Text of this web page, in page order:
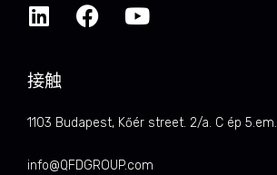
接触
1103 Budapest, Kőér street. 2/a. C ép 5.em.
info@QFDGROUP.com